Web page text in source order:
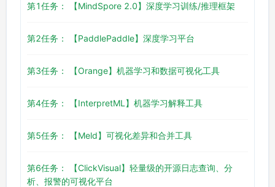
第1任务： 【MindSpore 2.0】深度学习训练/推理框架
第2任务： 【PaddlePaddle】深度学习平台
第3任务： 【Orange】机器学习和数据可视化工具
第4任务： 【InterpretML】机器学习解释工具
第5任务： 【Meld】可视化差异和合并工具
第6任务： 【ClickVisual】轻量级的开源日志查询、分
析、报警的可视化平台